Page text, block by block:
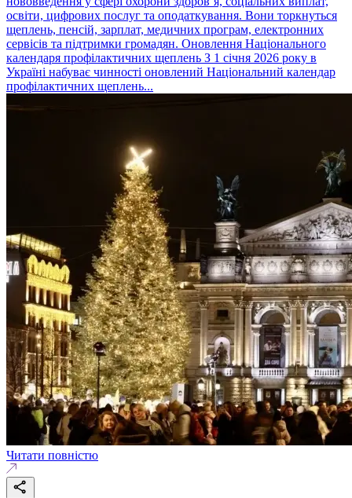
освіти, цифрових послуг та оподаткування. Вони торкнуться
щеплень, пенсій, зарплат, медичних програм, електронних
сервісів та підтримки громадян. Оновлення Національного
календаря профілактичних щеплень З 1 січня 2026 року в
Україні набуває чинності оновлений Національний календар
профілактичних щеплень...
Читати повністю